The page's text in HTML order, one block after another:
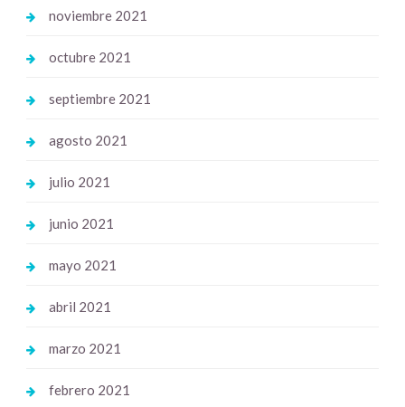
noviembre 2021
octubre 2021
septiembre 2021
agosto 2021
julio 2021
junio 2021
mayo 2021
abril 2021
marzo 2021
febrero 2021